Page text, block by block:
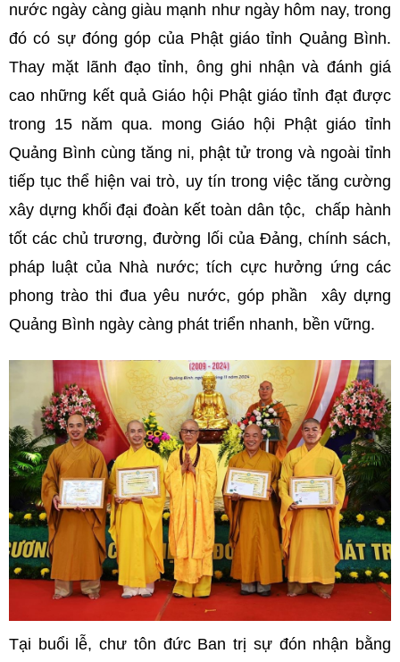
nước ngày càng giàu mạnh như ngày hôm nay, trong
đó có sự đóng góp của Phật giáo tỉnh Quảng Bình.
Thay mặt lãnh đạo tỉnh, ông ghi nhận và đánh giá
cao những kết quả Giáo hội Phật giáo tỉnh đạt được
trong 15 năm qua. mong Giáo hội Phật giáo tỉnh
Quảng Bình cùng tăng ni, phật tử trong và ngoài tỉnh
tiếp tục thể hiện vai trò, uy tín trong việc tăng cường
xây dựng khối đại đoàn kết toàn dân tộc, chấp hành
tốt các chủ trương, đường lối của Đảng, chính sách,
pháp luật của Nhà nước; tích cực hưởng ứng các
phong trào thi đua yêu nước, góp phần xây dựng
Quảng Bình ngày càng phát triển nhanh, bền vững.
Tại buổi lễ, chư tôn đức Ban trị sự đón nhận bằng